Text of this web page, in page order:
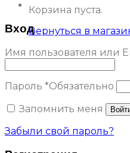
Корзина пуста.
Вернуться в
Вход
Имя пользователя или
Пароль *Обязательно
Запомнить меня
Забыли свой пароль?